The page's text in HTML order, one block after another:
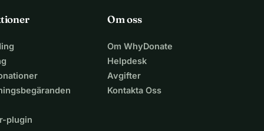
plugin
Om oss
Om WhyDonate
Helpdesk
Avgifter
Kontakta Oss